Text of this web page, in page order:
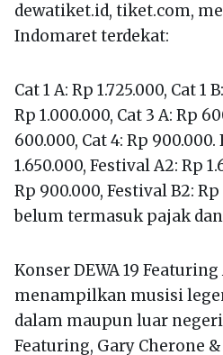
dewatiket.id, tiket.com,
Indomaret terdekat:
Cat 1 A: Rp 1.725.000, Cat 1
Rp 1.000.000, Cat 3 A: Rp
600.000, Cat 4: Rp 900.000.
1.650.000, Festival A2: Rp
Rp 900.000, Festival B2:
belum termasuk pajak
Konser DEWA 19
menampilkan musisi
dalam maupun luar
Featuring, Gary Cherone